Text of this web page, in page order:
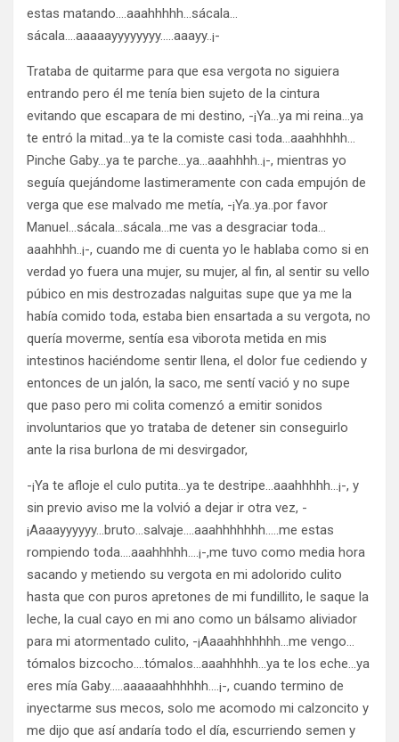
estas matando….aaahhhhh…sácala…
sácala….aaaaayyyyyyyy…..aaayy..¡-
Trataba de quitarme para que esa vergota no siguiera
entrando pero él me tenía bien sujeto de la cintura
evitando que escapara de mi destino, -¡Ya…ya mi reina…ya
te entró la mitad…ya te la comiste casi toda…aaahhhhh…
Pinche Gaby…ya te parche…ya…aaahhhh..¡-, mientras yo
seguía quejándome lastimeramente con cada empujón de
verga que ese malvado me metía, -¡Ya..ya..por favor
Manuel…sácala…sácala…me vas a desgraciar toda…
aaahhhh..¡-, cuando me di cuenta yo le hablaba como si en
verdad yo fuera una mujer, su mujer, al fin, al sentir su vello
púbico en mis destrozadas nalguitas supe que ya me la
había comido toda, estaba bien ensartada a su vergota, no
quería moverme, sentía esa viborota metida en mis
intestinos haciéndome sentir llena, el dolor fue cediendo y
entonces de un jalón, la saco, me sentí vació y no supe
que paso pero mi colita comenzó a emitir sonidos
involuntarios que yo trataba de detener sin conseguirlo
ante la risa burlona de mi desvirgador,
-¡Ya te afloje el culo putita…ya te destripe…aaahhhhh…¡-, y
sin previo aviso me la volvió a dejar ir otra vez, -
¡Aaaayyyyyy…bruto…salvaje….aaahhhhhhh…..me estas
rompiendo toda….aaahhhhh….¡-,me tuvo como media hora
sacando y metiendo su vergota en mi adolorido culito
hasta que con puros apretones de mi fundillito, le saque la
leche, la cual cayo en mi ano como un bálsamo aliviador
para mi atormentado culito, -¡Aaaahhhhhhh…me vengo…
tómalos bizcocho….tómalos…aaahhhhh…ya te los eche…ya
eres mía Gaby…..aaaaaahhhhhh….¡-, cuando termino de
inyectarme sus mecos, solo me acomodo mi calzoncito y
me dijo que así andaría todo el día, escurriendo semen y